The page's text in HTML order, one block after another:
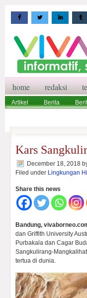
home redaksi
Artikel Berita
Kars
December 18, 2018
Filed under Lingkungan
Share this news
Bandung,
dan Griffith University
Purbakala dan Cagar
Sangkulirang-
tertua di dunia.